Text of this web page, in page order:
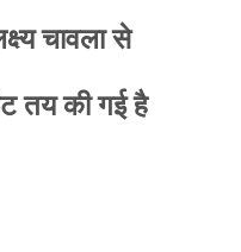
चावला से
तय की गई है